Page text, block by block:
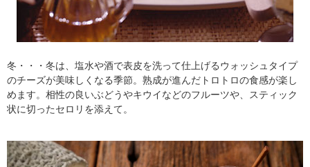
冬・・・冬は、塩水や酒で表皮を洗って仕上げるウォッシュタイプ
のチーズが美味しくなる季節。熟成が進んだトロトロの食感が楽し
めます。相性の良いぶどうやキウイなどのフルーツや、スティック
状に切ったセロリを添えて。